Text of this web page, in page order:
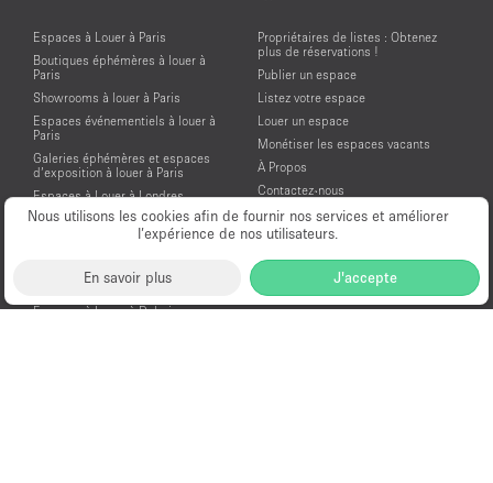
Nous utilisons les cookies afin de fournir nos services et améliorer
l’expérience de nos utilisateurs.
En savoir plus J'accepte
Espaces à Louer à Paris
Boutiques éphémères à louer à
Paris
Showrooms à louer à Paris
Espaces événementiels à louer à
Paris
Galeries éphémères et espaces
d’exposition à louer à Paris
Espaces à Louer à Londres
Espaces à Louer à New York
Espaces à Louer à San Francisco
Espaces à Louer à Amsterdam
Espaces à Louer à Dubai
Propriétaires de listes : Obtenez
plus de réservations !
Publier un espace
Listez votre espace
Louer un espace
Monétiser les espaces vacants
À Propos
Contactez-nous
Aide et assistance
Conditions générales d'utilisation
Mentions légales
Politique de confidentialité